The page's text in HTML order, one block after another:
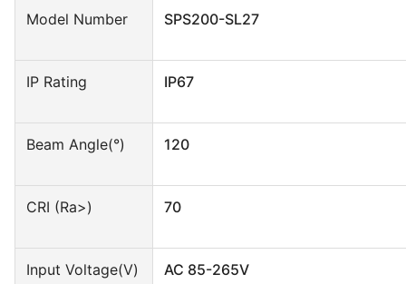
Model Number SPS200-SL27
IP Rating IP67
Beam Angle(°) 120
CRI (Ra>) 70
Input Voltage(V) AC 85-265V